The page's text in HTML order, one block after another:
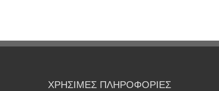
ΧΡΗΣΙΜΕΣ ΠΛΗΡΟΦΟΡΙΕΣ